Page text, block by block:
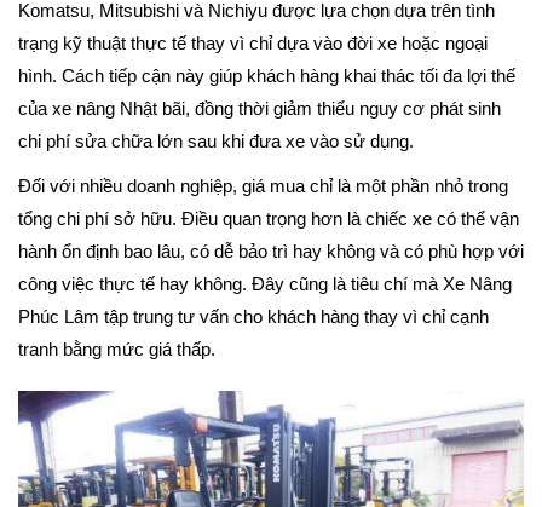
Komatsu, Mitsubishi và Nichiyu được lựa chọn dựa trên tình
trạng kỹ thuật thực tế thay vì chỉ dựa vào đời xe hoặc ngoại
hình. Cách tiếp cận này giúp khách hàng khai thác tối đa lợi thế
của xe nâng Nhật bãi, đồng thời giảm thiểu nguy cơ phát sinh
chi phí sửa chữa lớn sau khi đưa xe vào sử dụng.
Đối với nhiều doanh nghiệp, giá mua chỉ là một phần nhỏ trong
tổng chi phí sở hữu. Điều quan trọng hơn là chiếc xe có thể vận
hành ổn định bao lâu, có dễ bảo trì hay không và có phù hợp với
công việc thực tế hay không. Đây cũng là tiêu chí mà Xe Nâng
Phúc Lâm tập trung tư vấn cho khách hàng thay vì chỉ cạnh
tranh bằng mức giá thấp.